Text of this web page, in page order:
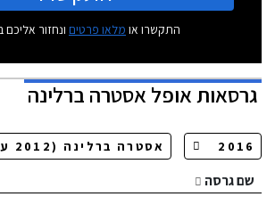
התקשרו או מלאו פרטים ונחזור
גרסאותאופל אסטרה ברלינה
שם גרסה